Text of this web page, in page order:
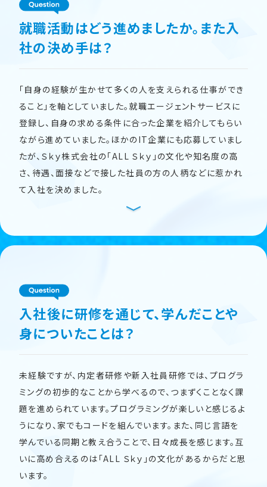
就職活動はどう進めましたか。また入
社の決め手は？
「自身の経験が生かせて多くの人を支えられる仕事ができ
ること」を軸としていました。就職エージェントサービスに
登録し、自身の求める条件に合った企業を紹介してもらい
ながら進めていました。ほかのIT企業にも応募していまし
たが、Ｓｋｙ株式会社の「ALL Ｓｋｙ」の文化や知名度の高
さ、待遇、面接などで接した社員の方の人柄などに惹かれ
て入社を決めました。
入社後に研修を通じて、学んだことや
身についたことは？
未経験ですが、内定者研修や新入社員研修では、プログラ
ミングの初歩的なことから学べるので、つまずくことなく課
題を進められています。プログラミングが楽しいと感じるよ
うになり、家でもコードを組んでいます。また、同じ言語を
学んでいる同期と教え合うことで、日々成長を感じます。互
いに高め合えるのは「ALL Ｓｋｙ」の文化があるからだと思
います。